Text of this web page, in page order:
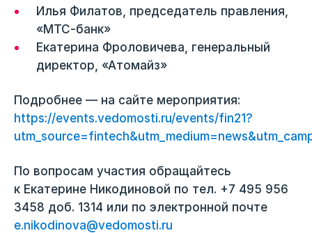
Илья Филатов, председатель правления,
«МТС-банк»
Екатерина Фроловичева, генеральный
директор, «Атомайз»
Подробнее — на сайте мероприятия:
https://events.vedomosti.ru/events/fin21?
По вопросам участия обращайтесь
к Екатерине Никодиновой по тел. +7 495 956
3458 доб. 1314 или по электронной почте
e.nikodinova@vedomosti.ru